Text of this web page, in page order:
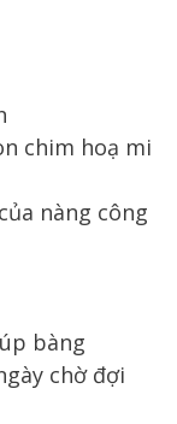
chim hoạ mi
nàng công
bàng
chờ đợi